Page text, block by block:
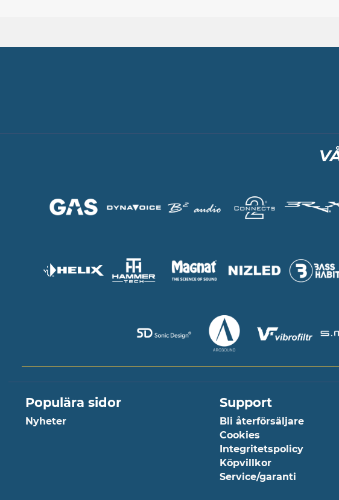
Populära sidor
Nyheter
Support
Bli återförsäljare
Cookies
Integritetspolicy
Köpvillkor
Service/garanti